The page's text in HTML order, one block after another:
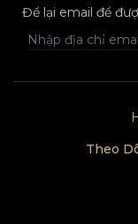
Để lại email để
Theo